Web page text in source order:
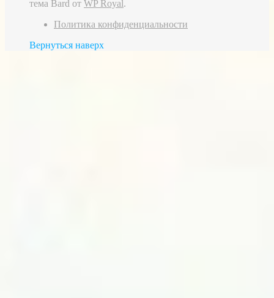
тема Bard от WP Royal.
Политика конфиденциальности
Вернуться наверх